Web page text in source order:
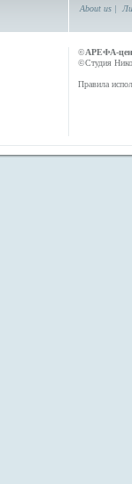
About us |
©АРЕФА-
©Студия
Правила